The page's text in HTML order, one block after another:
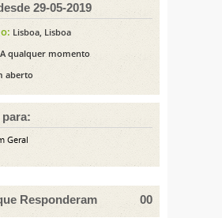
29-05-2019
Lisboa, Lisboa
A qualquer momento
aberto
Geral
Responderam 00